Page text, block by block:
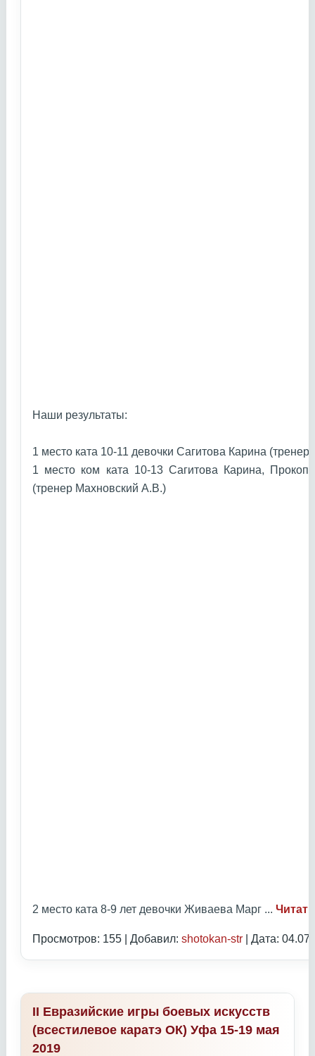
Наши результаты:
1 место ката 10-11 девочки Сагитова Карина
1 место ком ката 10-13 Сагитова Карина,
(тренер Махновский А.В.)
2 место ката 8-9 лет девочки Живаева Марг ...
Просмотров: 155 | Добавил: shotokan-str | Дата:
II Евразийские игры боевых искусств
(всестилевое каратэ ОК) Уфа 15-19 мая
2019